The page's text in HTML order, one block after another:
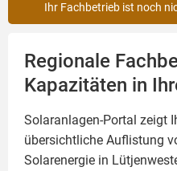
Ihr Fachbetrieb ist noch
Regionale
Kapazitäten in
Solaranlagen-Portal zeigt
übersichtliche Auflistung
Solarenergie in